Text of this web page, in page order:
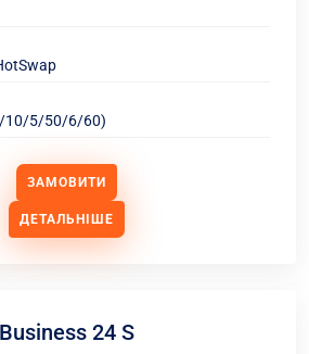
10/5/50/6/60)
ЗАМОВИТИ
ДЕТАЛЬНІШЕ
Business 24 S